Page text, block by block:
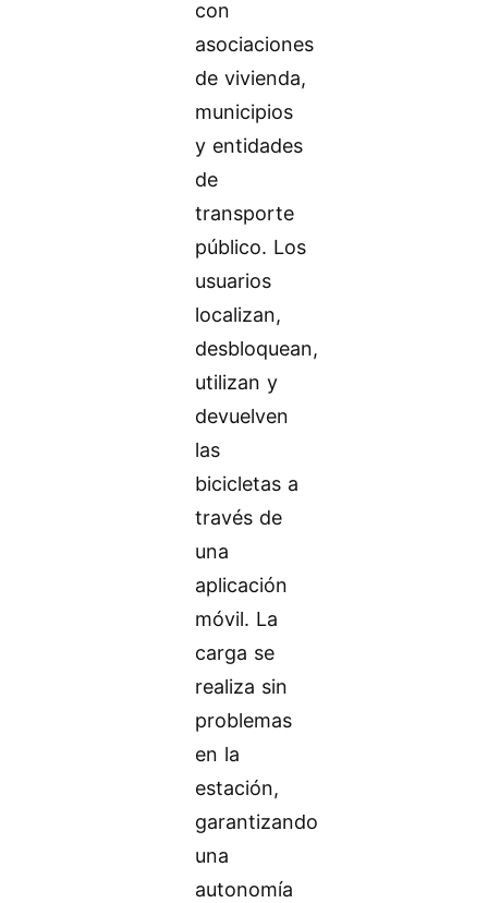
con
asociaciones
de vivienda,
municipios
y entidades
de
transporte
público. Los
usuarios
localizan,
desbloquean,
utilizan y
devuelven
las
bicicletas a
través de
una
aplicación
móvil. La
carga se
realiza sin
problemas
en la
estación,
garantizando
una
autonomía